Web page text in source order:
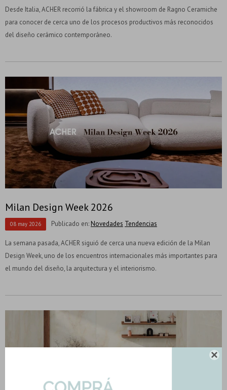

Desde Italia, ACHER recorrió la fábrica y el showroom de Ragno Ceramiche
para conocer de cerca uno de los procesos productivos más reconocidos
del diseño cerámico contemporáneo.
Milan Design Week 2026
08 may 2026 Publicado en: Novedades Tendencias
La semana pasada, ACHER siguió de cerca una nueva edición de la Milan
Design Week, uno de los encuentros internacionales más importantes para
el mundo del diseño, la arquitectura y el interiorismo.